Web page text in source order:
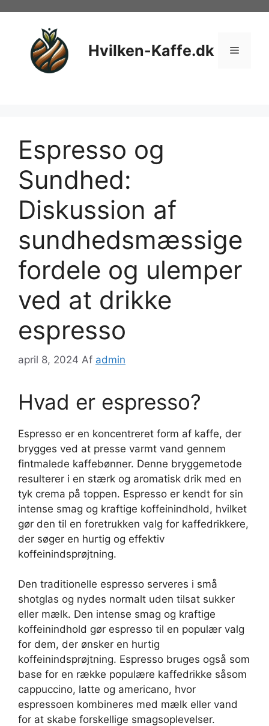
Hvilken-Kaffe.dk Menu
Espresso og
Sundhed:
Diskussion af
sundhedsmæssige
fordele og ulemper
ved at drikke
espresso
april 8, 2024 Af admin
Hvad er espresso?
Espresso er en koncentreret form af kaffe, der
brygges ved at presse varmt vand gennem
fintmalede kaffebønner. Denne bryggemetode
resulterer i en stærk og aromatisk drik med en
tyk crema på toppen. Espresso er kendt for sin
intense smag og kraftige koffeinindhold, hvilket
gør den til en foretrukken valg for kaffedrikkere,
der søger en hurtig og effektiv
koffeinindsprøjtning.
Den traditionelle espresso serveres i små
shotglas og nydes normalt uden tilsat sukker
eller mælk. Den intense smag og kraftige
koffeinindhold gør espresso til en populær valg
for dem, der ønsker en hurtig
koffeinindsprøjtning. Espresso bruges også som
base for en række populære kaffedrikke såsom
cappuccino, latte og americano, hvor
espressoen kombineres med mælk eller vand
for at skabe forskellige smagsoplevelser.